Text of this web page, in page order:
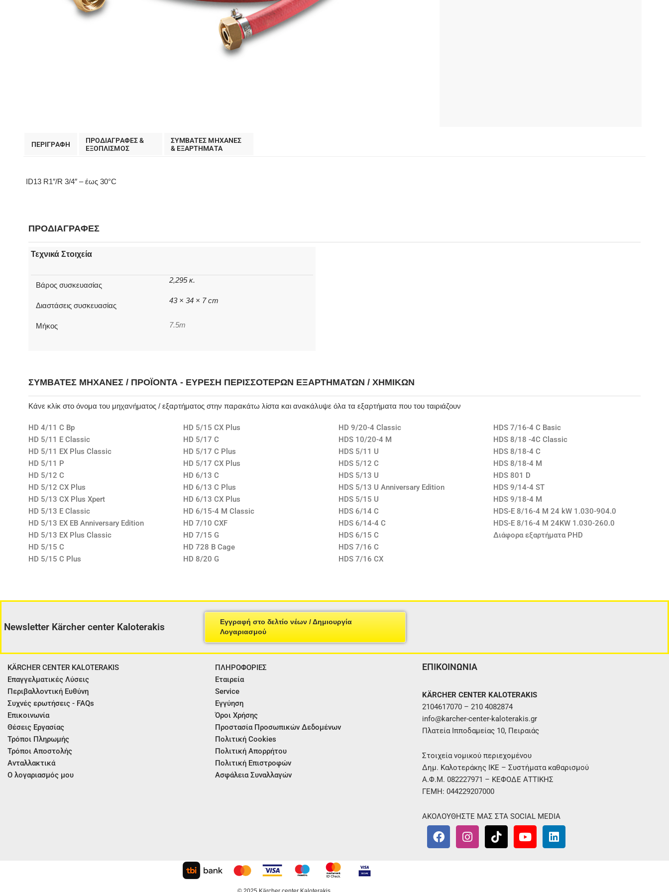
ΠΕΡΙΓΡΑΦΗ
ΠΡΟΔΙΑΓΡΑΦΕΣ &
EΞΟΠΛΙΣΜΟΣ
ΣΥΜΒΑΤΕΣ ΜΗΧΑΝΕΣ
& ΕΞΑΡΤΗΜΑΤΑ
ID13 R1″/R 3/4″ – έως 30°C
ΠΡΟΔΙΑΓΡΑΦΕΣ
Τεχνικά Στοιχεία
Βάρος συσκευασίας
2,295 κ.
Διαστάσεις συσκευασίας
43 × 34 × 7 cm
Μήκος 7.5m
ΣΥΜΒΑΤΈΣ ΜΗΧΑΝΈΣ / ΠΡΟΪΌΝΤΑ - ΕΎΡΕΣΗ ΠΕΡΙΣΣΌΤΕΡΩΝ ΕΞΑΡΤΗΜΆΤΩΝ / ΧΗΜΙΚΏΝ
Κάνε κλίκ στο όνομα του μηχανήματος / εξαρτήματος στην παρακάτω λίστα και ανακάλυψε όλα τα εξαρτήματα που του ταιριάζουν
HD 4/11 C Bp
HD 5/11 E Classic
HD 5/11 EX Plus Classic
HD 5/11 P
HD 5/12 C
HD 5/12 CX Plus
HD 5/13 CX Plus Xpert
HD 5/13 E Classic
HD 5/13 EX EB Anniversary Edition
HD 5/13 EX Plus Classic
HD 5/15 C
HD 5/15 C Plus
HD 5/15 CX Plus
HD 5/17 C
HD 5/17 C Plus
HD 5/17 CX Plus
HD 6/13 C
HD 6/13 C Plus
HD 6/13 CX Plus
HD 6/15-4 M Classic
HD 7/10 CXF
HD 7/15 G
HD 728 B Cage
HD 8/20 G
HD 9/20-4 Classic
HDS 10/20-4 M
HDS 5/11 U
HDS 5/12 C
HDS 5/13 U
HDS 5/13 U Anniversary Edition
HDS 5/15 U
HDS 6/14 C
HDS 6/14-4 C
HDS 6/15 C
HDS 7/16 C
HDS 7/16 CX
HDS 7/16-4 C Basic
HDS 8/18 -4C Classic
HDS 8/18-4 C
HDS 8/18-4 M
HDS 801 D
HDS 9/14-4 ST
HDS 9/18-4 M
HDS-E 8/16-4 M 24 kW 1.030-904.0
HDS-E 8/16-4 M 24KW 1.030-260.0
Διάφορα εξαρτήματα PHD
Newsletter Kärcher center Kaloterakis
Εγγραφή στο δελτίο νέων / Δημιουργία
Λογαριασμού
KÄRCHER CENTER KALOTERAKIS
Επαγγελματικές Λύσεις
Περιβαλλοντική Ευθύνη
Συχνές ερωτήσεις - FAQs
Επικοινωνία
Θέσεις Εργασίας
Τρόποι Πληρωμής
Τρόποι Αποστολής
Ανταλλακτικά
Ο λογαριασμός μου
ΠΛΗΡΟΦΟΡΙΕΣ
Εταιρεία
Service
Εγγύηση
Όροι Χρήσης
Προστασία Προσωπικών Δεδομένων
Πολιτική Cookies
Πολιτική Απορρήτου
Πολιτική Επιστροφών
Ασφάλεια Συναλλαγών
ΕΠΙΚΟΙΝΩΝΙΑ
KÄRCHER CENTER KALOTERAKIS
2104617070 – 210 4082874
info@karcher-center-kaloterakis.gr
Πλατεία Ιπποδαμείας 10, Πειραιάς
Στοιχεία νομικού περιεχομένου
Δημ. Καλοτεράκης ΙΚΕ – Συστήματα καθαρισμού
Α.Φ.Μ. 082227971 – ΚΕΦΟΔΕ ΑΤΤΙΚΗΣ
ΓΕΜΗ: 044229207000
ΑΚΟΛΟΥΘΗΣΤΕ ΜΑΣ ΣΤΑ SOCIAL MEDIA
F
a
I
n
T
i
Y
o
L
i